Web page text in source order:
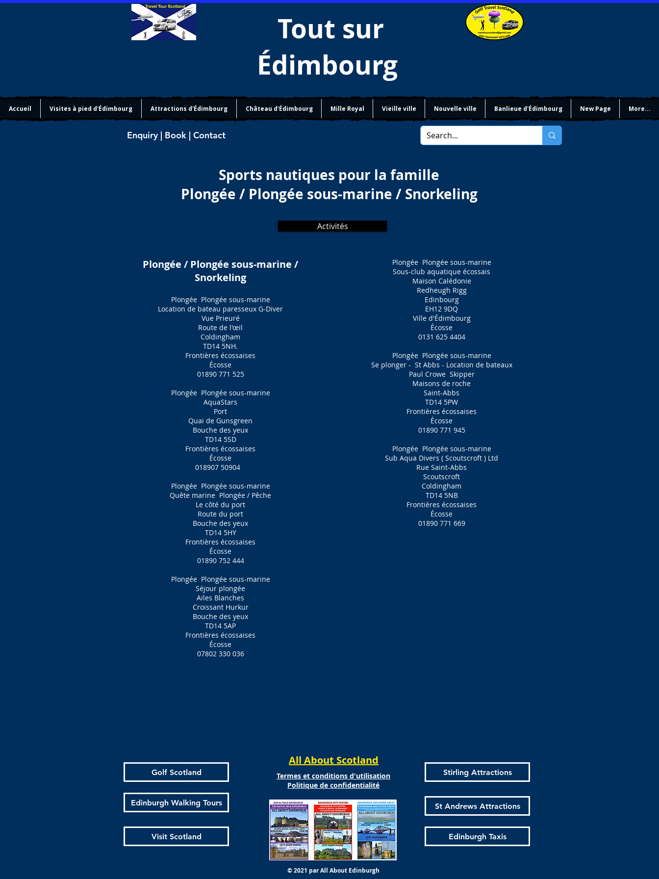
Tout sur
Édimbourg
Accueil Visites à pied d'Édimbourg Attractions d'Édimbourg Château d'Édimbourg Mille Royal Vieille ville Nouvelle ville Banlieue d'Édimbourg New Page More...
Enquiry | Book | Contact
Sports nautiques pour la famille
Plongée / Plongée sous-marine / Snorkeling
Activités
Plongée / Plongée sous-marine /
Snorkeling
Plongée Plongée sous-marine
Location de bateau paresseux G-Diver
Vue Prieuré
Route de l'œil
Coldingham
TD14 5NH.
Frontières écossaises
Écosse
01890 771 525
Plongée Plongée sous-marine
AquaStars
Port
Quai de Gunsgreen
Bouche des yeux
TD14 5SD
Frontières écossaises
Écosse
018907 50904
Plongée Plongée sous-marine
Quête marine Plongée / Pêche
Le côté du port
Route du port
Bouche des yeux
TD14 5HY
Frontières écossaises
Écosse
01890 752 444
Plongée Plongée sous-marine
Séjour plongée
Ailes Blanches
Croissant Hurkur
Bouche des yeux
TD14 5AP
Frontières écossaises
Écosse
07802 330 036
Plongée Plongée sous-marine
Sous-club aquatique écossais
Maison Calédonie
Redheugh Rigg
Edinbourg
EH12 9DQ
Ville d'Édimbourg
Écosse
0131 625 4404
Plongée Plongée sous-marine
Se plonger - St Abbs - Location de bateaux
Paul Crowe Skipper
Maisons de roche
Saint-Abbs
TD14 5PW
Frontières écossaises
Écosse
01890 771 945
Plongée Plongée sous-marine
Sub Aqua Divers ( Scoutscroft ) Ltd
Rue Saint-Abbs
Scoutscroft
Coldingham
TD14 5NB
Frontières écossaises
Écosse
01890 771 669
Golf Scotland
Edinburgh Walking Tours
Visit Scotland
All About Scotland
Termes et conditions d'utilisation
Politique de confidentialité
Stirling Attractions
St Andrews Attractions
Edinburgh Taxis
© 2021 par All About Edinburgh